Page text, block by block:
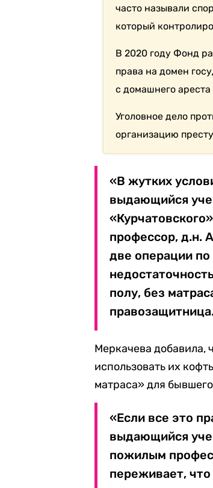
часто называли
который
В 2020 году Фонд
права на домен
с домашнего
Уголовное дело
организацию
«В жутких
выдающийся
профессор, д.н.
две операции по
полу, без
Меркачева добавила,
использовать их
матраса» для
«Если все это
выдающийся
пожилым
переживает,